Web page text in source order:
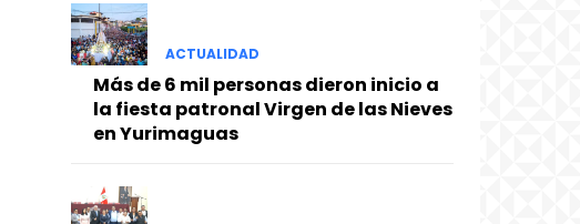
ACTUALIDAD
Más de 6 mil personas dieron inicio a
la fiesta patronal Virgen de las Nieves
en Yurimaguas